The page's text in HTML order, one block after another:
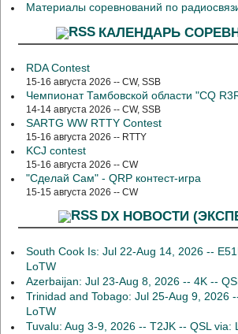
Материалы соревнований по
КАЛЕНДАРЬ
RDA Contest
15-16 августа 2026 -- CW, SSB
Чемпионат Тамбовской области "CQ
14-14 августа 2026 -- CW, SSB
SARTG WW RTTY Contest
15-16 августа 2026 -- RTTY
KCJ contest
15-16 августа 2026 -- CW
"Сделай Сам" - QRP контест-игра
15-15 августа 2026 -- CW
DX НОВОСТИ
South Cook Is: Jul 22-Aug 14, 2026 --
LoTW
Azerbaijan: Jul 23-Aug 8, 2026 -- 4K --
Trinidad and Tobago: Jul 25-Aug 9, 2026
LoTW
Tuvalu: Aug 3-9, 2026 -- T2JK -- QSL via: